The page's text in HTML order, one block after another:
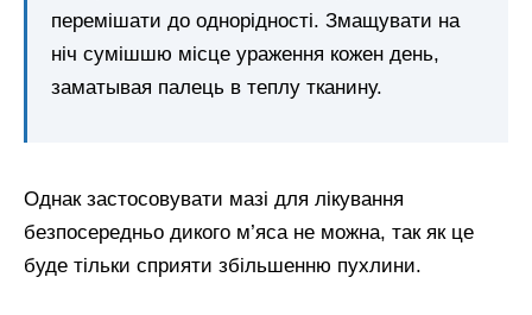
перемішати до однорідності. Змащувати на
ніч сумішшю місце ураження кожен день,
заматывая палець в теплу тканину.
Однак застосовувати мазі для лікування
безпосередньо дикого м’яса не можна, так як це
буде тільки сприяти збільшенню пухлини.